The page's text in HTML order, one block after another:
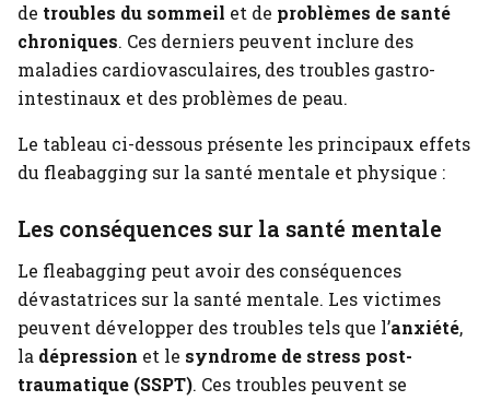
de troubles du sommeil et de problèmes de santé
chroniques. Ces derniers peuvent inclure des
maladies cardiovasculaires, des troubles gastro-
intestinaux et des problèmes de peau.
Le tableau ci-dessous présente les principaux effets
du fleabagging sur la santé mentale et physique :
Les conséquences sur la santé mentale
Le fleabagging peut avoir des conséquences
dévastatrices sur la santé mentale. Les victimes
peuvent développer des troubles tels que l’anxiété,
la dépression et le syndrome de stress post-
traumatique (SSPT). Ces troubles peuvent se